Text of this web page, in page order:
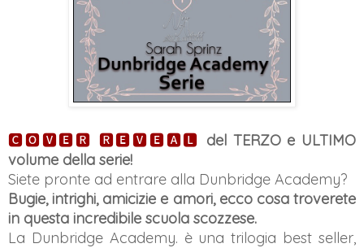
🅲🅾🆅🅴🆁 🆁🅴🆅🅴🅰🅻 del TERZO e ULTIMO
volume della serie!
Siete pronte ad entrare alla Dunbridge Academy?
Bugie, intrighi, amicizie e amori, ecco cosa troverete
in questa incredibile scuola scozzese.
La Dunbridge Academy. è una trilogia best seller,